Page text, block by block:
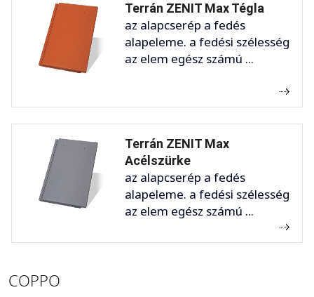
Terrán ZENIT Max Tégla
az alapcserép a fedés
alapeleme. a fedési szélesség
az elem egész számú ...
Terrán ZENIT Max
Acélszürke
az alapcserép a fedés
alapeleme. a fedési szélesség
az elem egész számú ...
COPPO